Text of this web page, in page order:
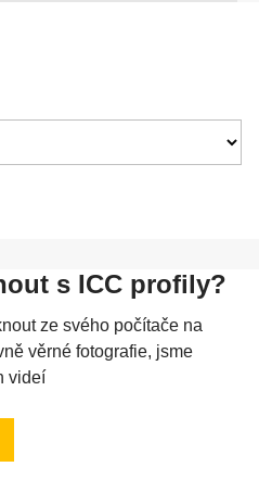
s ICC profily?
ze svého počítače na
věrné fotografie, jsme
videí